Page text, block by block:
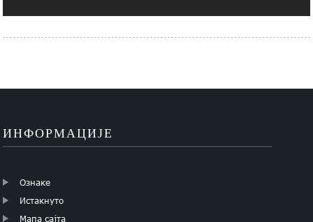
ИНФОРМАЦИЈЕ
Ознаке
Истакнуто
Мапа сајта